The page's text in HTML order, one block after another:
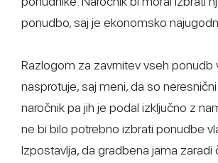
ponudbo, saj je ekonomsko
Razlogom za zavrnitev vseh ponudb
nasprotuje, saj meni, da so
naročnik pa jih je podal izključno z
ne bi bilo potrebno izbrati ponudbe
Izpostavlja, da gradbena jama zaradi